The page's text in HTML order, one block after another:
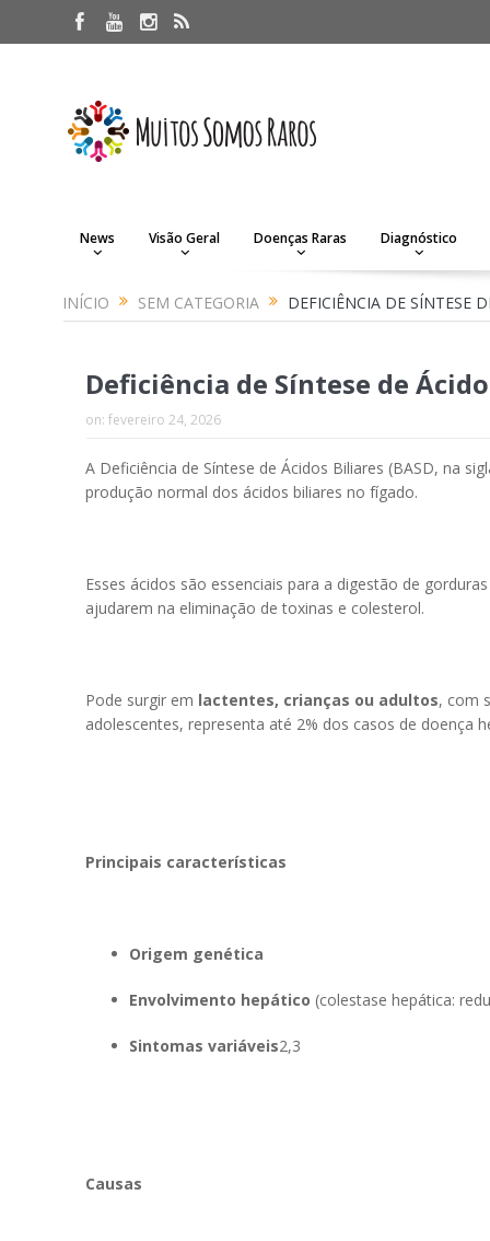
News Visão Geral Doenças Raras Diagnóstico
INÍCIO SEM CATEGORIA DEFICIÊNCIA DE SÍNTESE
Deficiência de Síntese de
on:fevereiro 24, 2026
A Deficiência de Síntese de Ácidos Biliares (BASD, na
produção normal dos ácidos biliares no fígado.
Esses ácidos são essenciais para a digestão de
ajudarem na eliminação de toxinas e colesterol.
Pode surgir em lactentes, crianças ou adultos, com
adolescentes, representa até 2% dos casos de doença
Principais características
Origem genética
Envolvimento hepático (colestase hepática:
Sintomas variáveis2,3
Causas